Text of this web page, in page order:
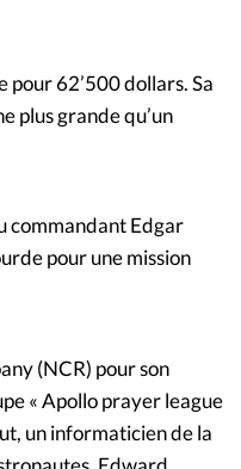
62’500 dollars. Sa
plus grande qu’un
commandant Edgar
pour une mission
(NCR) pour son
« Apollo prayer league
un informaticien de la